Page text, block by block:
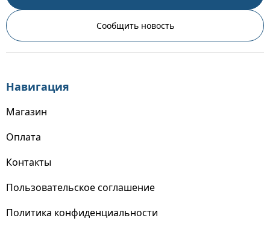
Сообщить новость
Навигация
Магазин
Оплата
Контакты
Пользовательское соглашение
Политика конфиденциальности